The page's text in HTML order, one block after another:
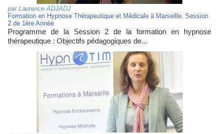
par Laurence ADJADJ
Formation en Hypnose Thérapeutique et Médicale à Marseille. Session
2 de 1ère Année
Programme de la Session 2 de la formation en hypnose
thérapeutique : Objectifs pédagogiques de...